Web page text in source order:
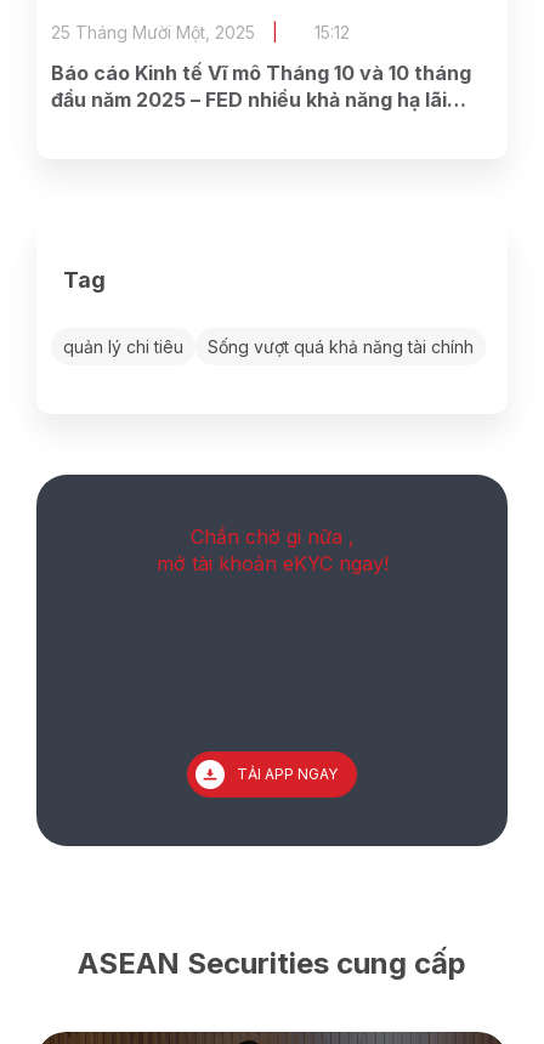
Báo cáo Kinh tế Vĩ mô Tháng 10 và 10 tháng
đầu năm 2025 – FED nhiều khả năng hạ lãi
25 Tháng Mười Một, 2025 15:12
Tag
quản lý chi tiêu Sống vượt quá khả năng tài chính
Chần chờ gi nữa ,
mở tài khoản eKYC ngay!
TẢI APP NGAY
ASEAN Securities cung cấp